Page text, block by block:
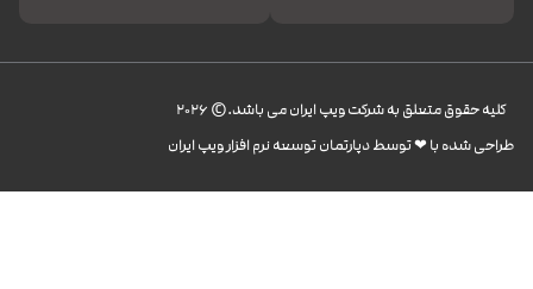
کليه حقوق متعلق به شرکت ویپ ایران می باشد.© 2026
طراحی شده با ❤︎ توسط دپارتمان توسعه نرم افزار ویپ ایران